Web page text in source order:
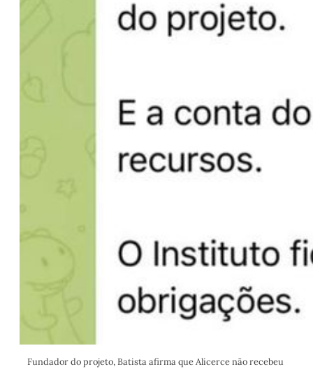
Fundador do projeto, Batista afirma que Alicerce não recebeu